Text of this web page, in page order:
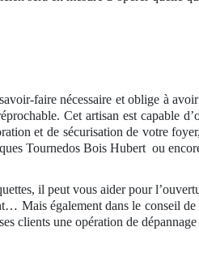
faire nécessaire et oblige à
Cet artisan est capable
et de sécurisation de votre
Tournedos Bois Hubert ou
il peut vous aider pour
Mais également dans le conseil
clients une opération de